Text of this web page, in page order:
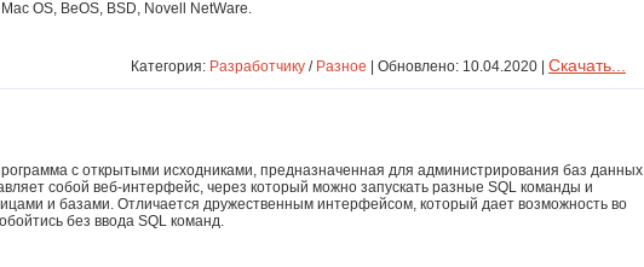
OS, BeOS, BSD, Novell NetWare.
Категория: Разработчику / Разное | Обновлено: 10.04.2020 | Скачать...
с открытыми исходниками, предназначенная для администрирования баз данных
собой веб-интерфейс, через который можно запускать разные SQL команды и
и базами. Отличается дружественным интерфейсом, который дает возможность во
без ввода SQL команд.